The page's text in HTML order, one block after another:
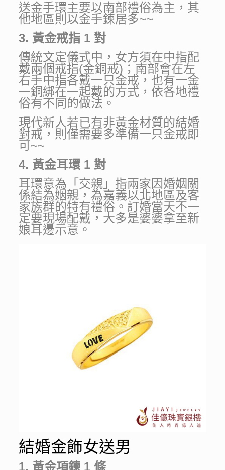
送金手環主要以南部禮俗為主，其
他地區則以金手鍊居多~~
3. 黃金戒指 1 對
傳統文定儀式中，女方須在中指配
戴兩個戒指(金銅戒)；南部會在左
右手中指各戴一只金戒，也有一金
一銅綁在一起戴的方式，依各地禮
俗有不同的做法。
現代新人若已有非黃金材質的結婚
對戒，則僅需要多準備一只金戒即
可~~
4. 黃金耳環 1 對
耳環意為「交親」指兩家因婚姻關
係結為姻親，為嘉義以北地區及客
家族群的特有禮俗。訂婚當天不一
定要現場配戴，大多是婆婆拿至新
娘耳邊示意。
結婚金飾女送男
1. 黃金項鍊 1 條